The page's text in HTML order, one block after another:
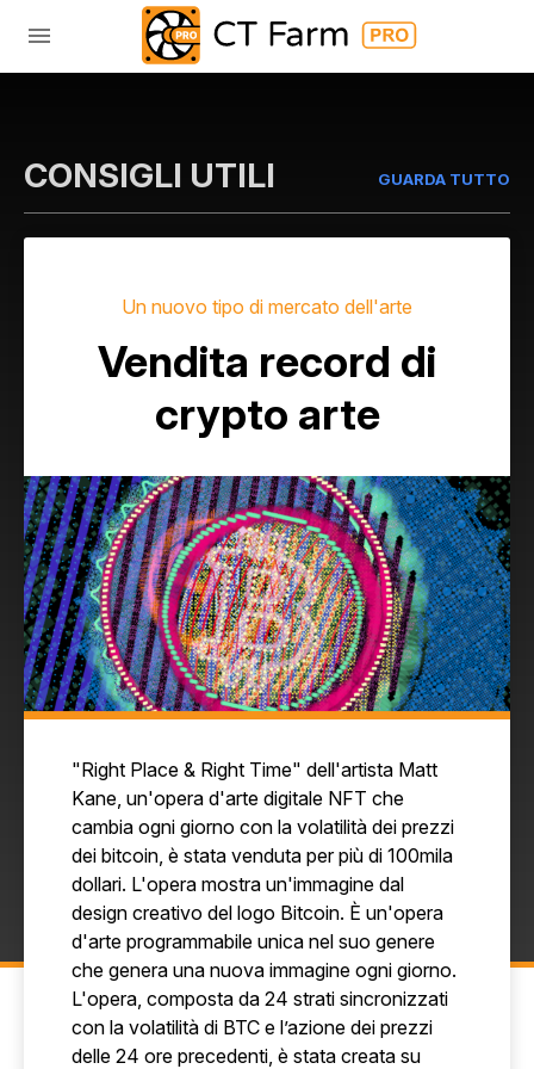
CONSIGLI UTILI GUARDA TUTTO
Un nuovo tipo di mercato dell'arte
Vendita record di
crypto arte
"Right Place & Right Time" dell'artista Matt
Kane, un'opera d'arte digitale NFT che
cambia ogni giorno con la volatilità dei prezzi
dei bitcoin, è stata venduta per più di 100mila
dollari. L'opera mostra un'immagine dal
design creativo del logo Bitcoin. È un'opera
d'arte programmabile unica nel suo genere
che genera una nuova immagine ogni giorno.
L'opera, composta da 24 strati sincronizzati
con la volatilità di BTC e l’azione dei prezzi
delle 24 ore precedenti, è stata creata su